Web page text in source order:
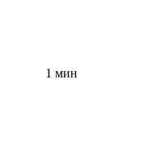
1 мин